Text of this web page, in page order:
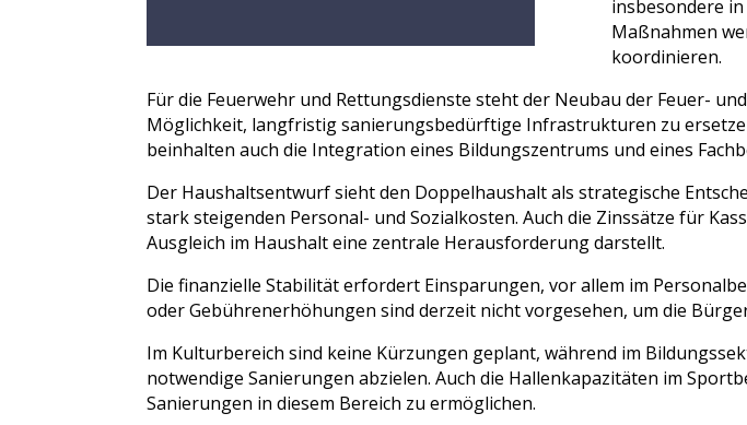
insbesondere
Maßnahmen
koordinieren.
Für die Feuerwehr und Rettungsdienste steht der Neubau der Feuer-
Möglichkeit, langfristig sanierungsbedürftige Infrastrukturen zu
beinhalten auch die Integration eines Bildungszentrums und eines
Der Haushaltsentwurf sieht den Doppelhaushalt als strategische
stark steigenden Personal- und Sozialkosten. Auch die Zinssätze für
Ausgleich im Haushalt eine zentrale Herausforderung darstellt.
Die finanzielle Stabilität erfordert Einsparungen, vor allem im
oder Gebührenerhöhungen sind derzeit nicht vorgesehen, um die
Im Kulturbereich sind keine Kürzungen geplant, während im
notwendige Sanierungen abzielen. Auch die Hallenkapazitäten im
Sanierungen in diesem Bereich zu ermöglichen.